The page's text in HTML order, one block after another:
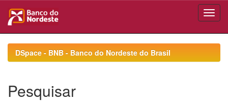
navigationDSpace - BNB - Banco do Nordeste do Brasil
Pesquisar